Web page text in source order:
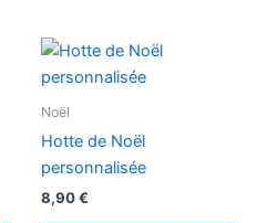
Noël
Hotte de Noël
personnalisée
8,90€